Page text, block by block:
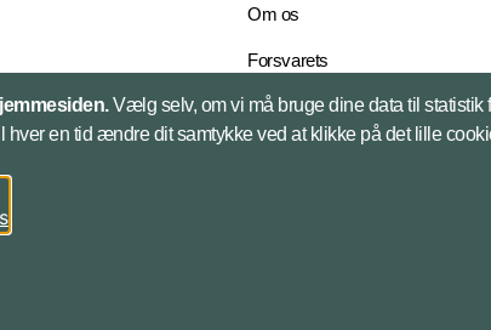
Om os
Forsvarets
English Edition
Vælg selv, om vi må bruge dine data til
hver en tid ændre dit samtykke ved at klikke på det lille